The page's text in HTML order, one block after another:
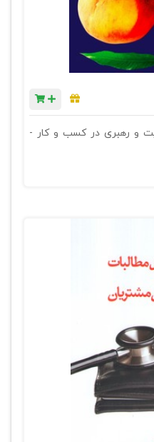
و رهبری در کسب و کار -